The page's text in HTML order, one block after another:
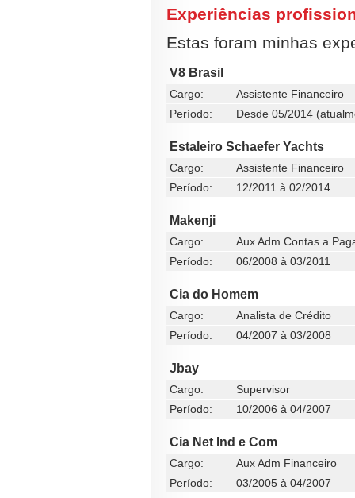
Experiências
Estas foram minhas
V8 Brasil
Cargo:
Assistente Financeiro
Período:
Desde 05/2014
Estaleiro Schaefer Yachts
Cargo:
Assistente Financeiro
Período:
12/2011 à 02/2014
Makenji
Cargo:
Aux Adm Contas a
Período:
06/2008 à 03/2011
Cia do Homem
Cargo:
Analista de Crédito
Período:
04/2007 à 03/2008
Jbay
Cargo:
Supervisor
Período:
10/2006 à 04/2007
Cia Net Ind e Com
Cargo:
Aux Adm Financeiro
Período:
03/2005 à 04/2007